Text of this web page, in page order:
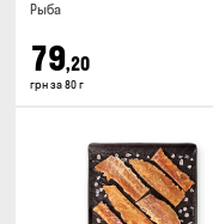
Рыба
79,20
грн за 80 г